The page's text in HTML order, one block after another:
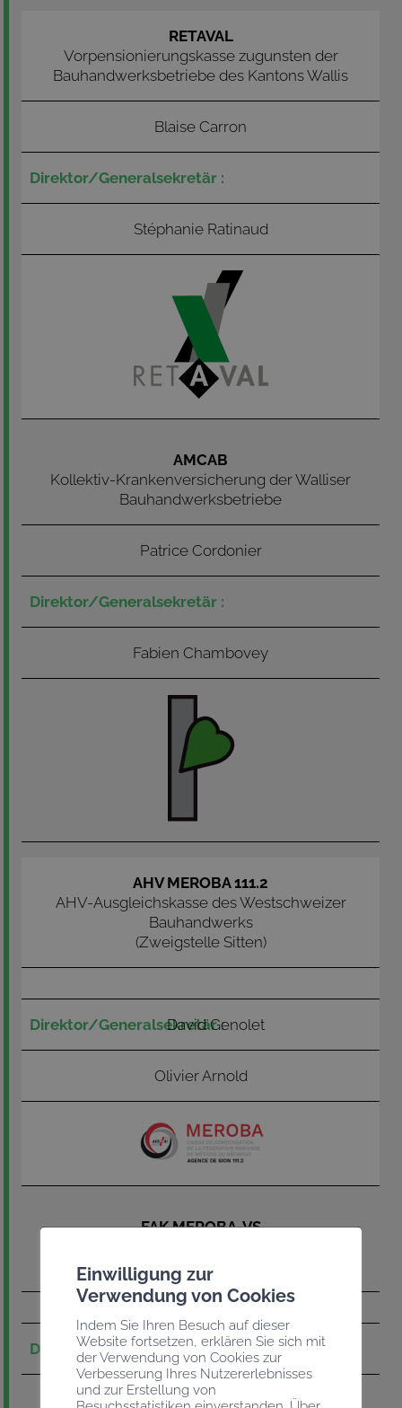
RETAVAL
Vorpensionierungskasse zugunsten der
Bauhandwerksbetriebe des Kantons Wallis
Blaise Carron
Stéphanie Ratinaud
AMCAB
Kollektiv-Krankenversicherung der Walliser
Bauhandwerksbetriebe
Patrice Cordonier
Fabien Chambovey
AHV MEROBA 111.2
AHV-Ausgleichskasse des Westschweizer
Bauhandwerks
(Zweigstelle Sitten)
David Genolet
Olivier Arnold
FAK MEROBA-VS
Installationsfirmen (Zweigstelle Sitten)
David Genolet
Olivier Arnold
Einwilligung zur
Verwendung von Cookies
Indem Sie Ihren Besuch auf dieser
Website fortsetzen, erklären Sie sich mit
der Verwendung von Cookies zur
Verbesserung Ihres Nutzererlebnisses
und zur Erstellung von